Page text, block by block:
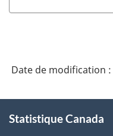
Date de modification :
propos
Statistique Canada